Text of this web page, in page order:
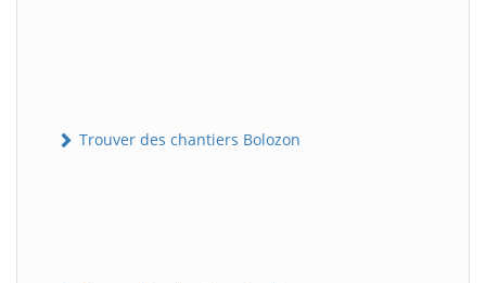
Trouver des chantiers Bolozon